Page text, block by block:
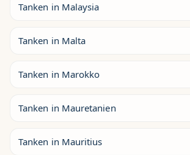
Tanken in Malaysia
Tanken in Malta
Tanken in Marokko
Tanken in Mauretanien
Tanken in Mauritius